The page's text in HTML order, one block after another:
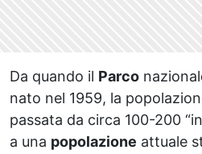
Da quando il Parco
nato nel 1959, la
passata da circa 100-200
a una popolazione attuale